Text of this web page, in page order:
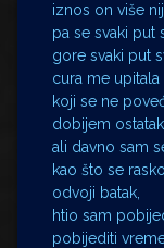
iznos on više
pa se svaki put
gore svaki put
cura me
koji se ne
dobijem ostatak,
ali davno sam
kao što se
odvoji batak,
htio sam
pobijediti